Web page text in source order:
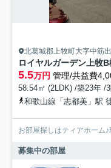
北葛城郡上牧町大字中筋
ロイヤルガーデン上牧B
5.5万円 管理/共益費
58.54㎡ (2LDK) /築23年 /
和歌山線「志都美」駅
お部屋探しはティアホーム
募集中の部屋